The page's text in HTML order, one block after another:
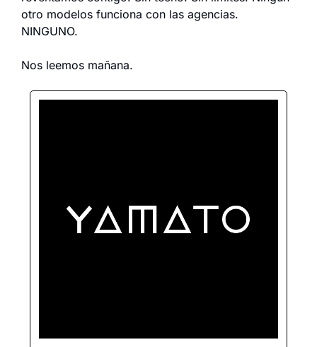
otro modelos funciona con las agencias.
NINGUNO.
Nos leemos mañana.